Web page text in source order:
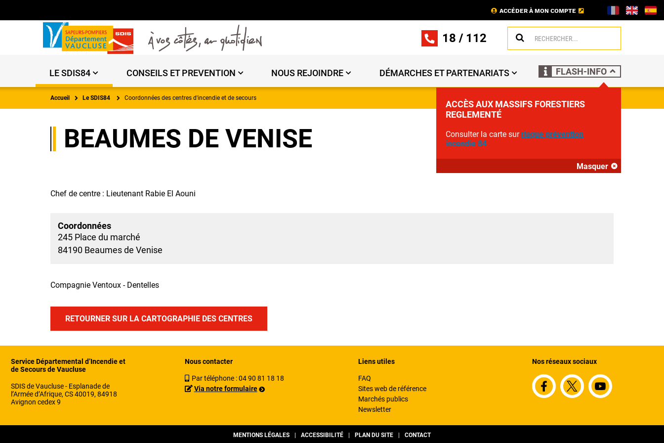
ACCÉDER À MON COMPTE
18 / 112
LE SDIS84 CONSEILS ET PREVENTION NOUS REJOINDRE DÉMARCHES ET PARTENARIATS FLASH-INFO
ACCÈS AUX MASSIFS FORESTIERS
REGLEMENTÉ
Consulter la carte surrisque prévention
incendie 84
Masquer
Accueil Le SDIS84 Coordonnées des centres d'incendie et de secours
BEAUMES DE VENISE
Chef de centre : Lieutenant Rabie El Aouni
Coordonnées
245 Place du marché
84190 Beaumes de Venise
Compagnie Ventoux - Dentelles
RETOURNER SUR LA CARTOGRAPHIE DES CENTRES
Service Départemental d’Incendie et
de Secours de Vaucluse
SDIS de Vaucluse - Esplanade de
l’Armée d’Afrique, CS 40019, 84918
Avignon cedex 9
Nous contacter
Par téléphone :04 90 81 18 18
Via notre formulaire
Liens utiles
FAQ
Sites web de référence
Marchés publics
Newsletter
Nos réseaux sociaux
MENTIONS LÉGALES ACCESSIBILITÉ PLAN DU SITE CONTACT